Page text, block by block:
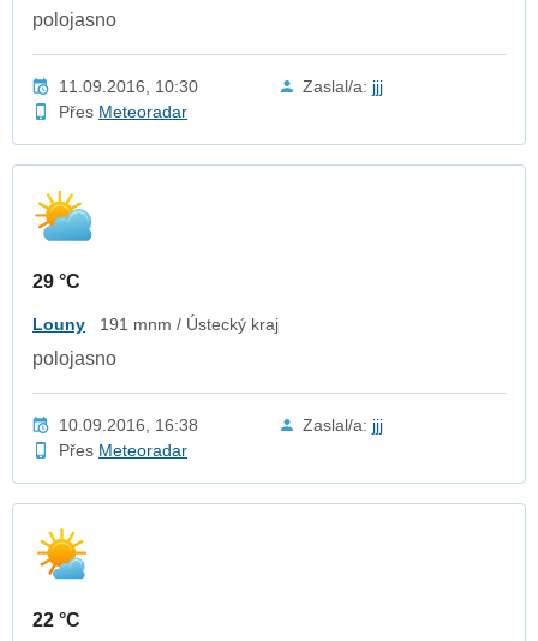
polojasno
11.09.2016, 10:30 Zaslal/a: jjj
Přes Meteoradar
29 °C
Louny 191 mnm / Ústecký kraj
polojasno
10.09.2016, 16:38 Zaslal/a: jjj
Přes Meteoradar
22 °C